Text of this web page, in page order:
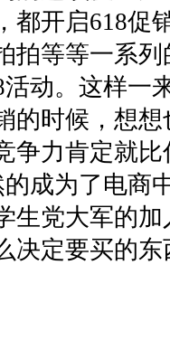
都开启618促
拍等等一系
动。这样一
的时候，想
争力肯定就
成为了电商
生党大军的
决定要买的